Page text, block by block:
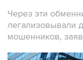
Через эти
легализовывали
мошенников,